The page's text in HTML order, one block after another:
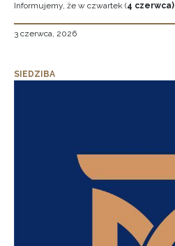
Informujemy, że w czwartek (4 czerwca)
3 czerwca, 2026
SIEDZIBA